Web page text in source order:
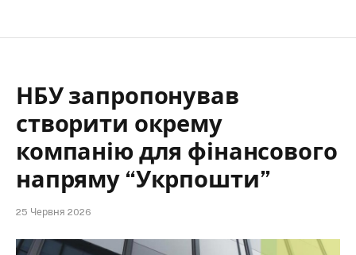
НБУ запропонував
створити окрему
компанію для фінансового
напряму “Укрпошти”
25 Червня 2026